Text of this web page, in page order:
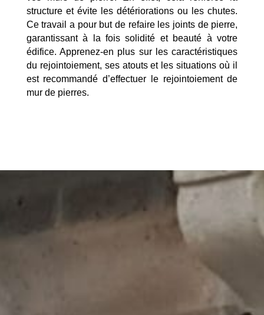
structure et évite les détériorations ou les chutes.
Ce travail a pour but de refaire les joints de pierre,
garantissant à la fois solidité et beauté à votre
édifice. Apprenez-en plus sur les caractéristiques
du rejointoiement, ses atouts et les situations où il
est recommandé d’effectuer le rejointoiement de
mur de pierres.